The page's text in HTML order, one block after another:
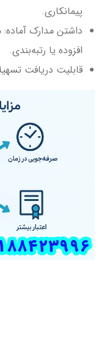
پیمانکاری.
داشتن مدارک آماده:
افزوده یا رتبه‌بندی.
قابلیت دریافت